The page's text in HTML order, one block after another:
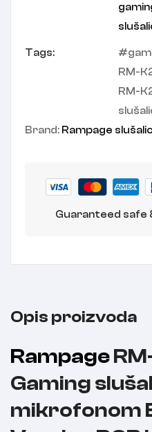
Tags:
RM-
RM-
Brand: Rampage
Guaranteed
Opis proizvoda
Rampage
Gaming
mikrofonom